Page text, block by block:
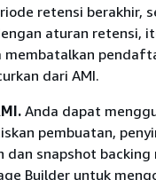
retensi berakhir,
aturan retensi,
membatalkan
dari AMI.
Anda dapat
pembuatan,
snapshot backing
Builder untuk